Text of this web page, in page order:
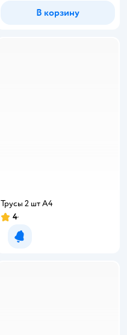
В корзину
Трусы 2 шт А4
4
Уведомить о появлении